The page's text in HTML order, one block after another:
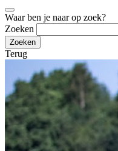
Waar ben je naar op zoek?
Zoeken
Terug